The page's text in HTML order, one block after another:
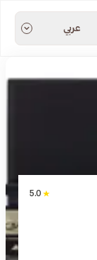
عربي
5.0